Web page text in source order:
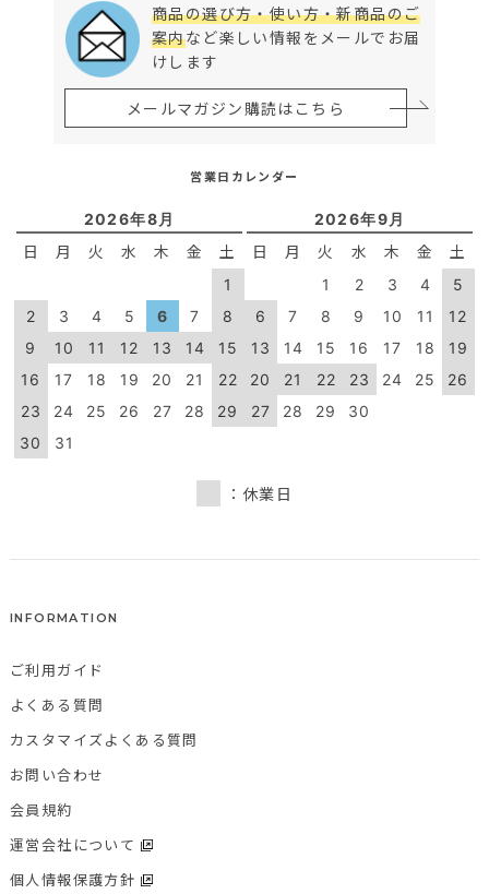
商品の選び方・使い方・新商品のご
案内など楽しい情報をメールでお届
けします
メールマガジン購読はこちら
営業日カレンダー
2026年8月
日 月 火 水 木 金 土
1
2
3 4 5 6 7
8
9
10 11 12 13 14
15
16
17 18 19 20 21
22
23
24 25 26 27 28
29
30
31
2026年9月
日 月 火 水 木 金 土
1 2 3 4
5
6
7 8 9 10 11
12
13
14 15 16 17 18
19
20
21 22 23 24 25
26
27
28 29 30
：休業日
INFORMATION
ご利用ガイド
よくある質問
カスタマイズよくある質問
お問い合わせ
会員規約
運営会社について
個人情報保護方針